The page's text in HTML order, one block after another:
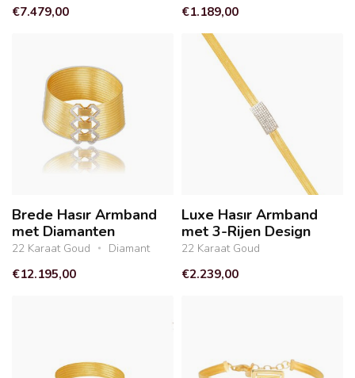
€7.479,00 €1.189,00
Brede Hasır Armband
met Diamanten
22 Karaat Goud Diamant
€12.195,00
Luxe Hasır Armband
met 3-Rijen Design
22 Karaat Goud
€2.239,00